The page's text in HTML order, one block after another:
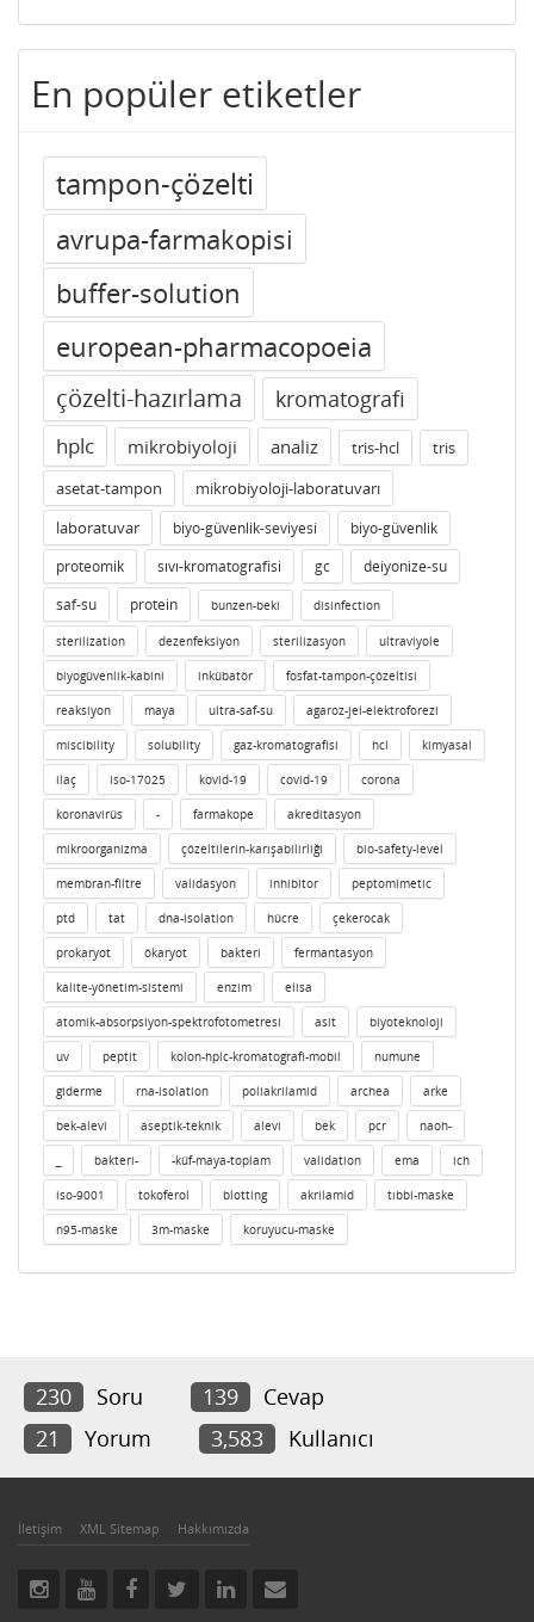
En popüler etiketler
tampon-çözelti
avrupa-farmakopisi
buffer-solution
european-pharmacopoeia
çözelti-hazırlama kromatografi
hplc mikrobiyoloji analiz tris-hcl
tris
asetat-tampon
mikrobiyoloji-laboratuvarı
laboratuvar
biyo-güvenlik-seviyesi
biyo-güvenlik
proteomik
sıvı-kromatografisi gc
deiyonize-su
saf-su
protein bunzen-beki disinfection
sterilization dezenfeksiyon sterilizasyon ultraviyole
biyogüvenlik-kabini inkübatör fosfat-tampon-çözeltisi
reaksiyon maya ultra-saf-su agaroz-jel-elektroforezi
miscibility solubility gaz-kromatografisi hcl kimyasal
ilaç iso-17025 kovid-19 covid-19 corona
koronavirüs - farmakope akreditasyon
mikroorganizma çözeltilerin-karışabilirliği bio-safety-level
membran-filtre validasyon inhibitor peptomimetic
ptd tat dna-isolation hücre çekerocak
prokaryot ökaryot bakteri fermantasyon
kalite-yönetim-sistemi enzim elisa
atomik-absorpsiyon-spektrofotometresi asit biyoteknoloji
uv peptit kolon-hplc-kromatografi-mobil numune
giderme rna-isolation poliakrilamid archea arke
bek-alevi aseptik-teknik alevi bek pcr naoh-
bakteri- -küf-maya-toplam validation ema ich
iso-9001 tokoferol blotting akrilamid tıbbi-maske
n95-maske 3m-maske koruyucu-maske
230 Soru 139
Cevap
21
Yorum 3,583 Kullanıcı
İletişim XML Sitemap Hakkımızda